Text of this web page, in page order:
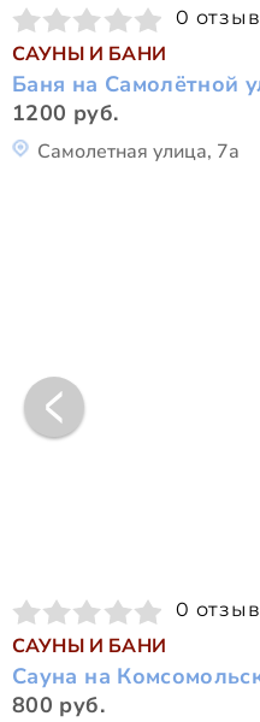
0
САУНЫ И БАНИ
Баня на Самолётной
1200 руб.
Самолетная улица, 7а
0
САУНЫ И БАНИ
Сауна на
800 руб.